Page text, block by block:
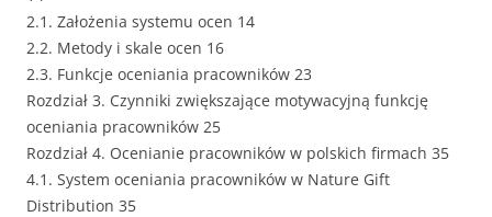
2.1. Założenia systemu ocen 14
2.2. Metody i skale ocen 16
2.3. Funkcje oceniania pracowników 23
Rozdział 3. Czynniki zwiększające motywacyjną funkcję
oceniania pracowników 25
Rozdział 4. Ocenianie pracowników w polskich firmach 35
4.1. System oceniania pracowników w Nature Gift
Distribution 35